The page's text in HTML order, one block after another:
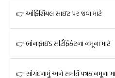
👉 ઓફિશિયલ સાઇટ પર જવા માટે
👉 બોનાફાઇડ સર્ટિફિકેટના નમૂના માટે
👉 સોગંદનામું અને સમતિ પત્રક નમૂના